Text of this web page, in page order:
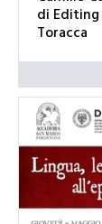
di
Toracca